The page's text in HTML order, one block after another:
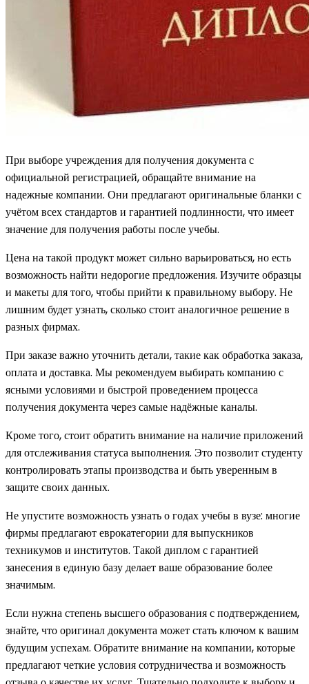
При выборе учреждения для получения документа с
официальной регистрацией, обращайте внимание на
надежные компании. Они предлагают оригинальные бланки с
учётом всех стандартов и гарантией подлинности, что имеет
значение для получения работы после учебы.
Цена на такой продукт может сильно варьироваться, но есть
возможность найти недорогие предложения. Изучите образцы
и макеты для того, чтобы прийти к правильному выбору. Не
лишним будет узнать, сколько стоит аналогичное решение в
разных фирмах.
При заказе важно уточнить детали, такие как обработка заказа,
оплата и доставка. Мы рекомендуем выбирать компанию с
ясными условиями и быстрой проведением процесса
получения документа через самые надёжные каналы.
Кроме того, стоит обратить внимание на наличие приложений
для отслеживания статуса выполнения. Это позволит студенту
контролировать этапы производства и быть уверенным в
защите своих данных.
Не упустите возможность узнать о годах учебы в вузе: многие
фирмы предлагают еврокатегории для выпускников
техникумов и институтов. Такой диплом с гарантией
занесения в единую базу делает ваше образование более
значимым.
Если нужна степень высшего образования с подтверждением,
знайте, что оригинал документа может стать ключом к вашим
будущим успехам. Обратите внимание на компании, которые
предлагают четкие условия сотрудничества и возможность